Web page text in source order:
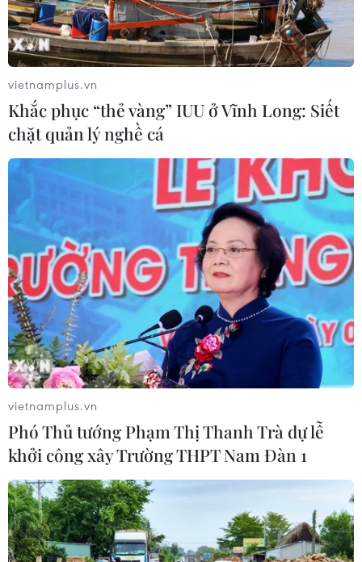
Người dân lội nước giăng lưới bắt cá ngay giữa dòng sông Đà.
(Ảnh: Trọng Đạt/TTXVN)
Các đồ vật nằm trơ trọi trên lòng sông Đà bị cạn nước. (Ảnh:
Trọng Đạt/TTXVN)
vietnamplus.vn
Khắc phục “thẻ vàng” IUU ở Vĩnh Long: Siết
chặt quản lý nghề cá
vietnamplus.vn
Phó Thủ tướng Phạm Thị Thanh Trà dự lễ
khởi công xây Trường THPT Nam Đàn 1